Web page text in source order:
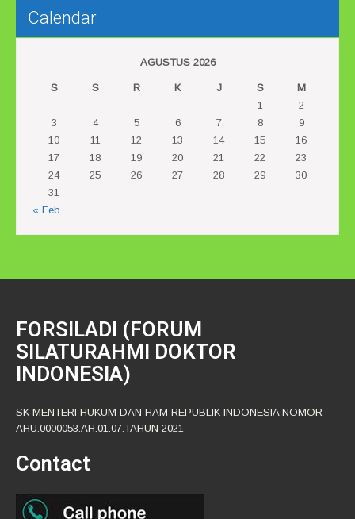
Calendar
AGUSTUS 2026
S S R K J S
M
1
2
3
4 5 6 7 8
9
10
11 12 13 14 15
16
17
18 19 20 21 22
23
24
25 26 27 28 29
30
31
« Feb
FORSILADI (FORUM
SILATURAHMI DOKTOR
INDONESIA)
SK MENTERI HUKUM DAN HAM REPUBLIK INDONESIA NOMOR
AHU.0000053.AH.01.07.TAHUN 2021
Contact